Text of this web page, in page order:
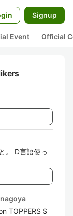
Signup
Event Official
。 D言語使っ
TOPPERS S